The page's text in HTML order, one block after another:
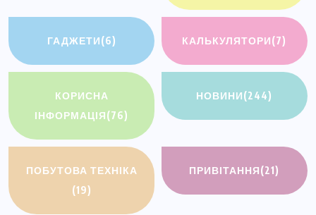
ГАДЖЕТИ(6) КАЛЬКУЛЯТОРИ(7)
КОРИСНА
ІНФОРМАЦІЯ(76)
НОВИНИ(244)
ПОБУТОВА ТЕХНІКА
(19)
ПРИВІТАННЯ(21)